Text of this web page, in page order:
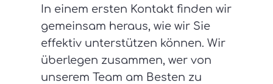
In einem ersten Kontakt finden wir
gemeinsam heraus, wie wir Sie
effektiv unterstützen können. Wir
überlegen zusammen, wer von
unserem Team am Besten zu